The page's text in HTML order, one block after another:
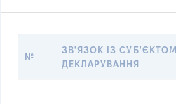
№
ЗВ'ЯЗОК ІЗ СУБ'ЄКТОМ
ДЕКЛАРУВАННЯ